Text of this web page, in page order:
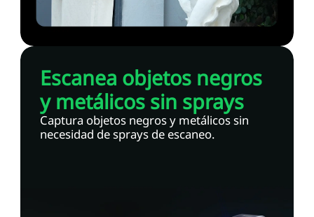
Escanea objetos negros
y metálicos sin sprays
Captura objetos negros y metálicos sin
necesidad de sprays de escaneo.